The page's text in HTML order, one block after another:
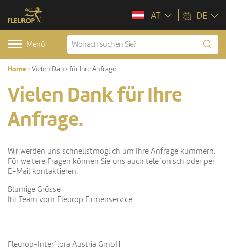
AT DE
Menü
Home Vielen Dank für Ihre Anfrage.
Vielen Dank für Ihre
Anfrage.
Wir werden uns schnellstmöglich um Ihre Anfrage kümmern.
Für weitere Fragen können Sie uns auch telefonisch oder per
E-Mail kontaktieren.
Blumige Grüsse
Ihr Team vom Fleurop Firmenservice
Fleurop-Interflora Austria GmbH